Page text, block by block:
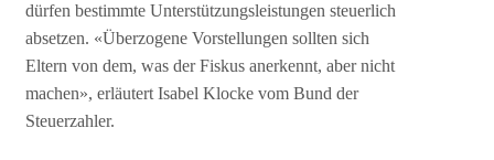
dürfen bestimmte Unterstützungsleistungen steuerlich
absetzen. «Überzogene Vorstellungen sollten sich
Eltern von dem, was der Fiskus anerkennt, aber nicht
machen», erläutert Isabel Klocke vom Bund der
Steuerzahler.